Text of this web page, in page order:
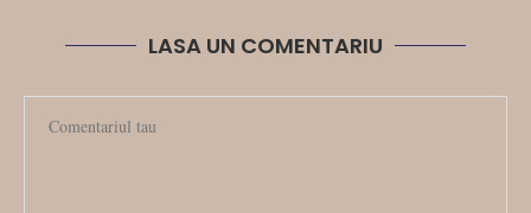
LASA UN COMENTARIU